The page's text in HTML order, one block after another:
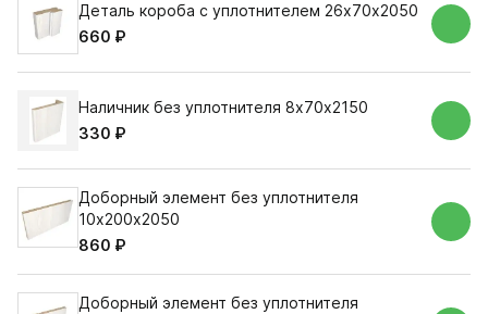
Деталь короба с уплотнителем 26х70х2050
660 ₽
Наличник без уплотнителя 8х70х2150
330 ₽
Доборный элемент без уплотнителя
10х200х2050
860 ₽
Доборный элемент без уплотнителя